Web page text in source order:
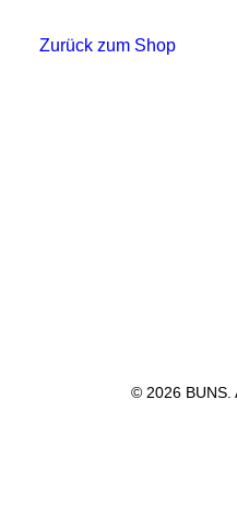
Zurück zum Shop
© 2026 BUNS.